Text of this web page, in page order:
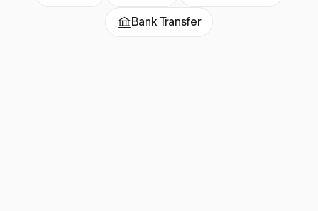
Bank Transfer